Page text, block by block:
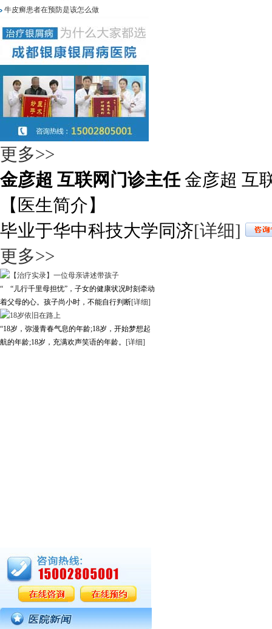
牛皮癣患者在预防是该怎么做
更多>>
金彦超 互联网门诊主任金彦超 互
【医生简介】
毕业于华中科技大学同济[详细]
更多>>
“ “儿行千里母担忧”，子女的健康状况时刻牵动
着父母的心。孩子尚小时，不能自行判断[详细]
“18岁，弥漫青春气息的年龄;18岁，开始梦想起
航的年龄;18岁，充满欢声笑语的年龄。 [详细]